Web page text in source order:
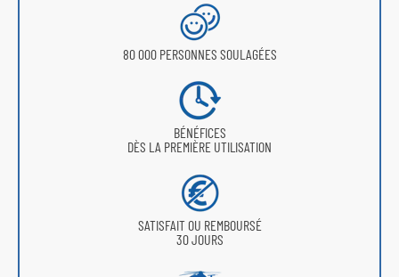
80 000 PERSONNES SOULAGÉES
BÉNÉFICES
DÈS LA PREMIÈRE UTILISATION
SATISFAIT OU REMBOURSÉ
30 JOURS